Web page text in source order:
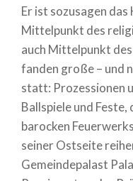
Er ist sozusagen
Mittelpunkt des
auch Mittelpunkt
fanden große – und
statt: Prozessionen
Ballspiele und Feste,
barocken
seiner Ostseite
Gemeindepalast